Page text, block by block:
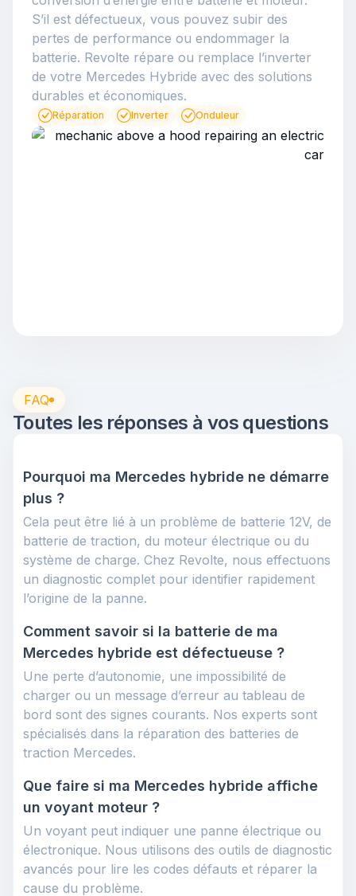
S’il est défectueux, vous pouvez subir des
pertes de performance ou endommager la
batterie. Revolte répare ou remplace l’inverter
de votre Mercedes Hybride avec des solutions
durables et économiques.
Réparation Inverter Onduleur
FAQ
Toutes les réponses à vos questions
Pourquoi ma Mercedes hybride ne démarre
plus ?
Cela peut être lié à un problème de batterie 12V, de
batterie de traction, du moteur électrique ou du
système de charge. Chez Revolte, nous effectuons
un diagnostic complet pour identifier rapidement
l’origine de la panne.
Comment savoir si la batterie de ma
Mercedes hybride est défectueuse ?
Une perte d’autonomie, une impossibilité de
charger ou un message d’erreur au tableau de
bord sont des signes courants. Nos experts sont
spécialisés dans la réparation des batteries de
traction Mercedes.
Que faire si ma Mercedes hybride affiche
un voyant moteur ?
Un voyant peut indiquer une panne électrique ou
électronique. Nous utilisons des outils de diagnostic
avancés pour lire les codes défauts et réparer la
cause du problème.